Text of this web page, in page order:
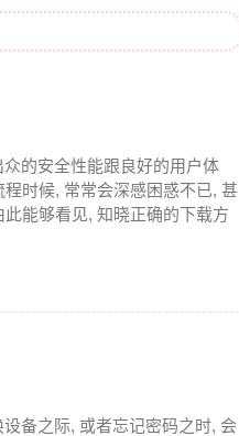
的安全性能跟良好的用户体
时候, 常常会深感困惑不已, 甚
能够看见, 知晓正确的下载方
备之际, 或者忘记密码之时, 会